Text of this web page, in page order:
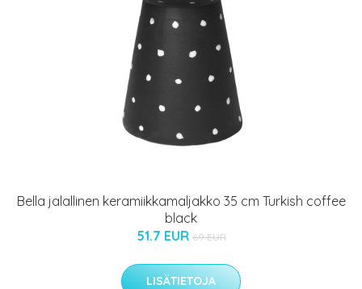
Bella jalallinen keramiikkamaljakko 35 cm Turkish coffee
black
51.7 EUR 69 EUR
LISÄTIETOJA